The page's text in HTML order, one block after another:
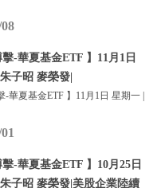
擊-華夏基金ETF 】11月1日
子昭 麥榮發|
-華夏基金ETF 】11月1日 星期一 |
擊-華夏基金ETF 】10月25日
子昭 麥榮發|美股企業陸續